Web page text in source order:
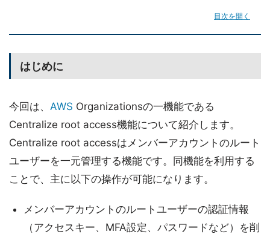
目次を開く
はじめに
今回は、 AWS Organizationsの一機能である
Centralize root access機能について紹介します。
Centralize root accessはメンバーアカウントのルート
ユーザーを一元管理する機能です。同機能を利用する
ことで、主に以下の操作が可能になります。
メンバーアカウントのルートユーザーの認証情報
（アクセスキー、MFA設定、パスワードなど）を削